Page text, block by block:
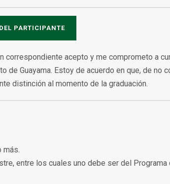
PARTICIPANTE
correspondiente acepto y me comprometo a
de Guayama. Estoy de acuerdo en que, de
distinción al momento de la graduación.
más.
entre los cuales uno debe ser del